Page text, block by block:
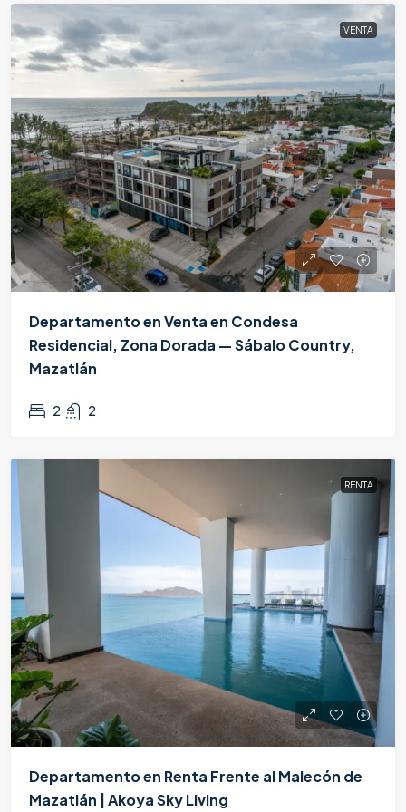
VENTA
Departamento en Venta en Condesa
Residencial, Zona Dorada — Sábalo Country,
Mazatlán
2 2
RENTA
Departamento en Renta Frente al Malecón de
Mazatlán | Akoya Sky Living